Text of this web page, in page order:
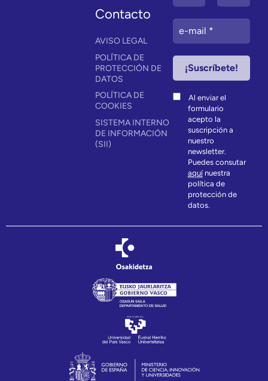
Contacto
AVISO LEGAL
POLÍTICA DE
PROTECCIÓN DE
DATOS
POLÍTICA DE
COOKIES
SISTEMA INTERNO
DE INFORMACIÓN
(SII)
Al enviar el
formulario
acepto la
suscripción a
nuestro
newsletter.
Puedes consutar
aquínuestra
política de
protección de
datos.